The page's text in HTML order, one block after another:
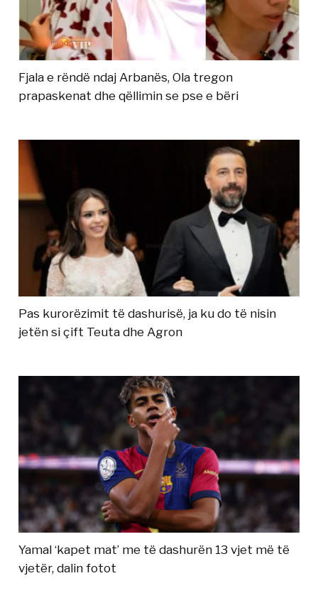
Fjala e rëndë ndaj Arbanës, Ola tregon
prapaskenat dhe qëllimin se pse e bëri
Pas kurorëzimit të dashurisë, ja ku do të nisin
jetën si çift Teuta dhe Agron
Yamal ‘kapet mat’ me të dashurën 13 vjet më të
vjetër, dalin fotot